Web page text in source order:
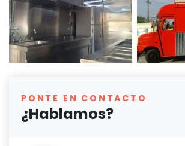
PONTE EN CONTACTO
¿Hablamos?